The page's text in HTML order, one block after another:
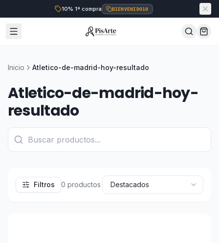
10% 1ª compra BIENVENIDO10
Inicio Atletico-de-madrid-hoy-resultado
Atletico-de-madrid-hoy-
resultado
Filtros 0 productos